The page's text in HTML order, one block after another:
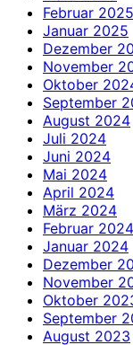
Februar 2025
Januar 2025
Dezember
November
Oktober
September
August 2024
Juli 2024
Juni 2024
Mai 2024
April 2024
März 2024
Februar 2024
Januar 2024
Dezember
November
Oktober
September
August 2023